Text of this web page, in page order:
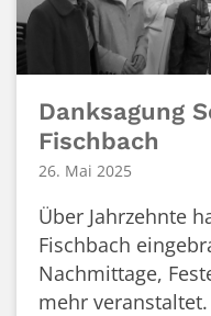
Danksagung
Fischbach
26. Mai 2025
Über Jahrzehnte
Fischbach
Nachmittage,
mehr veranstaltet.